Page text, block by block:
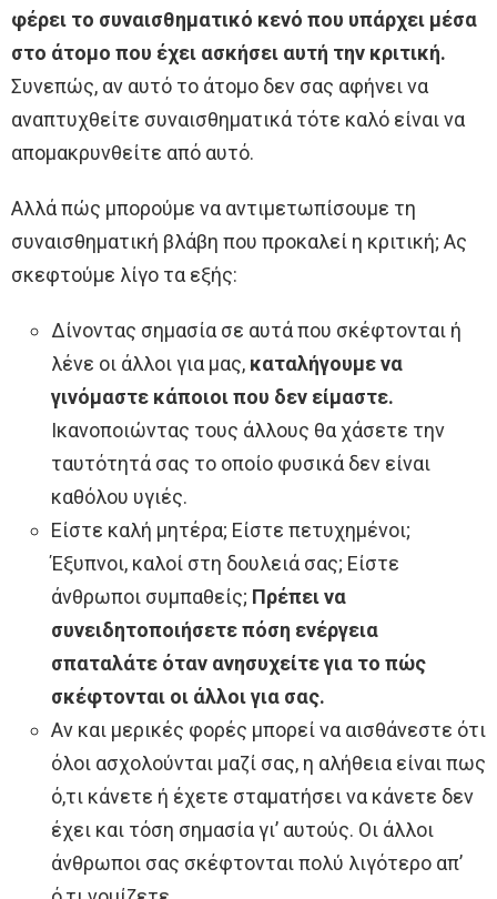
φέρει το συναισθηματικό κενό που υπάρχει μέσα
στο άτομο που έχει ασκήσει αυτή την κριτική.
Συνεπώς, αν αυτό το άτομο δεν σας αφήνει να
αναπτυχθείτε συναισθηματικά τότε καλό είναι να
απομακρυνθείτε από αυτό.
Αλλά πώς μπορούμε να αντιμετωπίσουμε τη
συναισθηματική βλάβη που προκαλεί η κριτική; Ας
σκεφτούμε λίγο τα εξής:
Δίνοντας σημασία σε αυτά που σκέφτονται ή
λένε οι άλλοι για μας, καταλήγουμε να
γινόμαστε κάποιοι που δεν είμαστε.
Ικανοποιώντας τους άλλους θα χάσετε την
ταυτότητά σας το οποίο φυσικά δεν είναι
καθόλου υγιές.
Είστε καλή μητέρα; Είστε πετυχημένοι;
Έξυπνοι, καλοί στη δουλειά σας; Είστε
άνθρωποι συμπαθείς; Πρέπει να
συνειδητοποιήσετε πόση ενέργεια
σπαταλάτε όταν ανησυχείτε για το πώς
σκέφτονται οι άλλοι για σας.
Αν και μερικές φορές μπορεί να αισθάνεστε ότι
όλοι ασχολούνται μαζί σας, η αλήθεια είναι πως
ό,τι κάνετε ή έχετε σταματήσει να κάνετε δεν
έχει και τόση σημασία γι’ αυτούς. Οι άλλοι
άνθρωποι σας σκέφτονται πολύ λιγότερο απ’